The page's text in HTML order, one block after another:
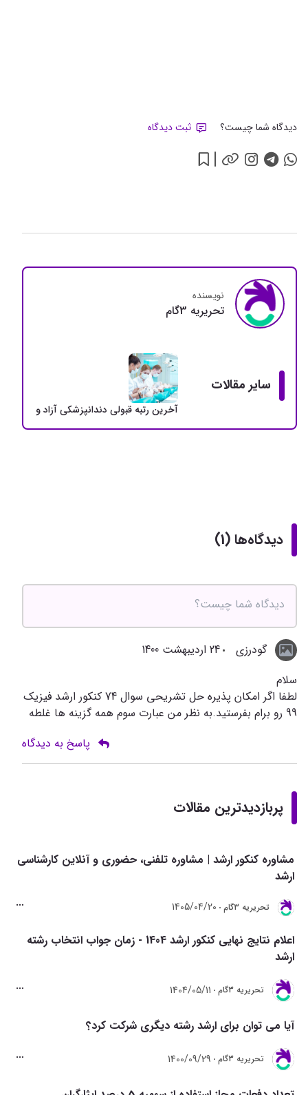
دیدگاه شما چیست؟ ثبت دیدگاه
نویسنده
تحريريه 3گام
سایر مقالات
آخرین رتبه قبولی دندانپزشکی آزاد و دولتی +
دیدگاه‌ها (1)
گودرزی
24 اردیبهشت 1400
سلام
لطفا اگر امکان پذیره حل تشریحی سوال 74 کنکور ارشد فیزیک
99 رو برام بفرستید.به نظر من عبارت سوم همه گزینه ها غلطه
پاسخ به دیدگاه
پربازدیدترین مقالات
مشاوره کنکور ارشد | مشاوره تلفنی، حضوری و آنلاین کارشناسی
ارشد
تحريريه 3گام 1405/04/20
اعلام نتایج نهایی کنکور ارشد 1404 - زمان جواب انتخاب رشته
ارشد
تحريريه 3گام 1404/05/11
آیا می توان برای ارشد رشته دیگری شرکت کرد؟
تحريريه 3گام 1400/09/29